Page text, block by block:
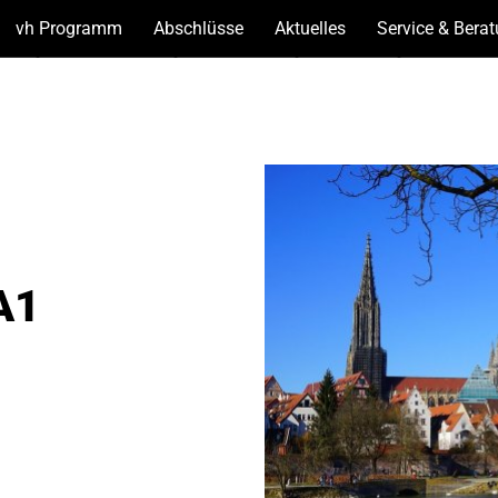
vh Programm (Unterseiten
Abschlüsse(Unterseiten
Aktuelles(Unterseiten
Service &